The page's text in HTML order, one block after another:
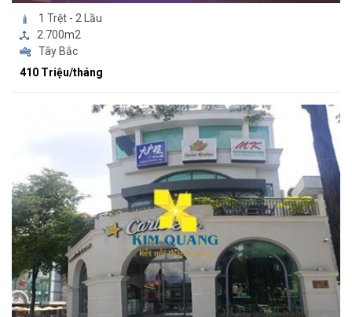
1 Trệt - 2 Lầu
2.700m2
Tây Bắc
410 Triệu/tháng